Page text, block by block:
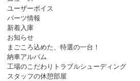
ユーザーボイス
パーツ情報
新着入庫
お知らせ
まごころ込めた、特選の一台！
納車アルバム
工場のこだわりトラブルシューディング
スタッフの休憩部屋